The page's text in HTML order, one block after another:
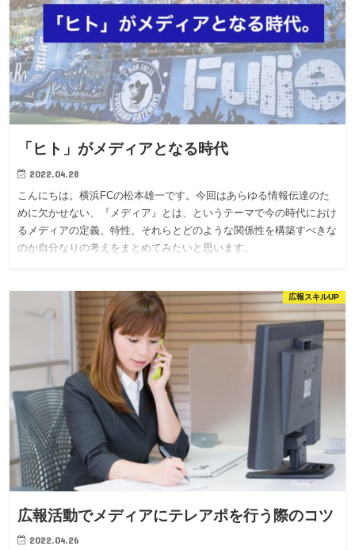
「ヒト」がメディアとなる時代
2022.04.28
こんにちは。横浜FCの松本雄一です。今回はあらゆる情報伝達のた
めに欠かせない、『メディア』とは、というテーマで今の時代におけ
るメディアの定義、特性、それらとどのような関係性を構築すべきな
のか自分なりの考えをまとめてみたいと思います。
広報スキルUP
広報活動でメディアにテレアポを行う際のコツ
2022.04.26